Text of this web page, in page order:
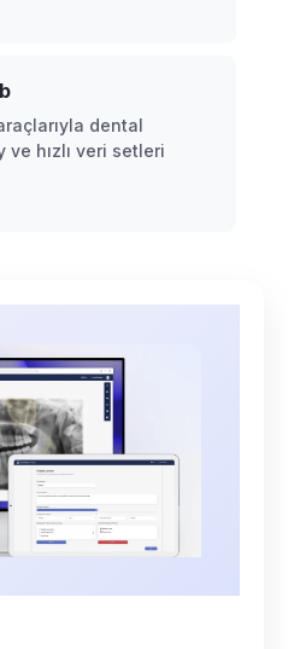
dental
hızlı veri setleri